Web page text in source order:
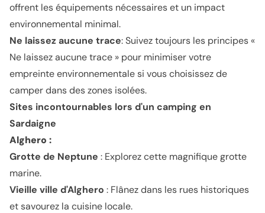
offrent les équipements nécessaires et un impact
environnemental minimal.
Ne laissez aucune trace: Suivez toujours les principes «
Ne laissez aucune trace » pour minimiser votre
empreinte environnementale si vous choisissez de
camper dans des zones isolées.
Sites incontournables lors d'un camping en
Sardaigne
Alghero :
Grotte de Neptune : Explorez cette magnifique grotte
marine.
Vieille ville d'Alghero : Flânez dans les rues historiques
et savourez la cuisine locale.